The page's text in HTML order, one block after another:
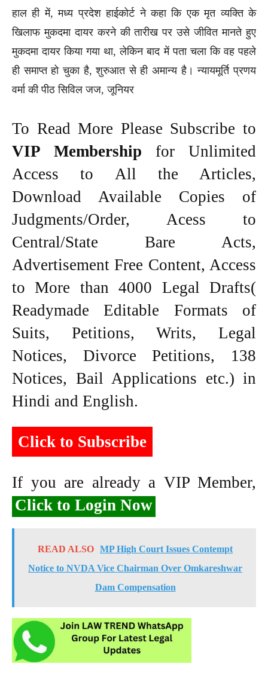
हाल ही में, मध्य प्रदेश हाईकोर्ट ने कहा कि एक मृत व्यक्ति के
खिलाफ मुकदमा दायर करने की तारीख पर उसे जीवित मानते हुए
मुकदमा दायर किया गया था, लेकिन बाद में पता चला कि वह पहले
ही समाप्त हो चुका है, शुरुआत से ही अमान्य है। न्यायमूर्ति प्रणय
वर्मा की पीठ सिविल जज, जूनियर
To Read More Please Subscribe to
VIP Membership for Unlimited
Access to All the Articles,
Download Available Copies of
Judgments/Order, Acess to
Central/State Bare Acts,
Advertisement Free Content, Access
to More than 4000 Legal Drafts(
Readymade Editable Formats of
Suits, Petitions, Writs, Legal
Notices, Divorce Petitions, 138
Notices, Bail Applications etc.) in
Hindi and English.
Click to Subscribe
If you are already a VIP Member,
Click to Login Now
READ ALSO MP High Court Issues Contempt
Notice to NVDA Vice Chairman Over Omkareshwar
Dam Compensation